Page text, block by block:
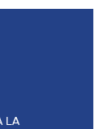
LA